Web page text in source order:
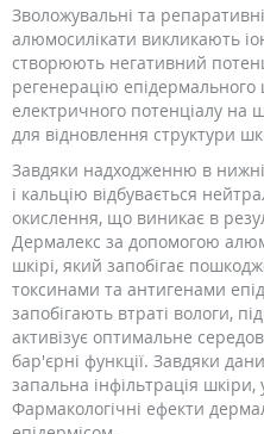
Зволожувальні та
алюмосилікати викликають
створюють негативний
регенерацію
електричного потенціалу на
для відновлення структури
Завдяки надходженню в
і кальцію відбувається
окислення, що виникає в
Дермалекс за допомогою
шкірі, який запобігає
токсинами та антигенами
запобігають втраті вологи,
активізує оптимальне
бар'єрні функції. Завдяки
запальна інфільтрація шкіри,
Фармакологічні ефекти